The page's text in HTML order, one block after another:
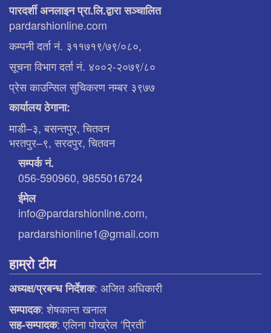
पारदर्शी अनलाइन प्रा.लि.द्वारा सञ्चालित
pardarshionline.com
कम्पनी दर्ता नं. ३११७१९/७९/०८०,
सूचना विभाग दर्ता नं. ४००२-२०७९/८०
प्रेस काउन्सिल सुचिकरण नम्बर ३९७७
कार्यालय ठेगाना:
माडी–३, बसन्तपुर, चितवन
भरतपुर–९, सरदपुर, चितवन
सम्पर्क नं.
056-590960, 9855016724
ईमेल
info@pardarshionline.com,
pardarshionline1@gmail.com
हाम्रो टीम
अध्यक्ष/प्रबन्ध निर्देशक: अजित अधिकारी
सम्पादक: शेषकान्त खनाल
सह-सम्पादक: एलिना पाेख्रेल ‘प्रिती’